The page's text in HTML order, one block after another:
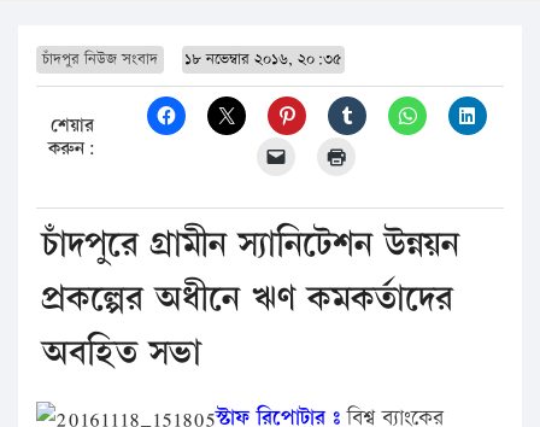
চাঁদপুর নিউজ সংবাদ ১৮ নভেম্বার ২০১৬, ২০:৩৫
শেয়ার
করুন:
চাঁদপুরে গ্রামীন স্যানিটেশন উন্নয়ন
প্রকল্পের অধীনে ঋণ কমকর্তাদের
অবহিত সভা
স্টাফ রিপোটার ঃ বিশ্ব ব্যাংকের